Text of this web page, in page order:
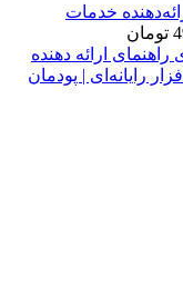
خدمات
تومان
راهنمای ارائه دهنده
رایانه‌ای | پودمان